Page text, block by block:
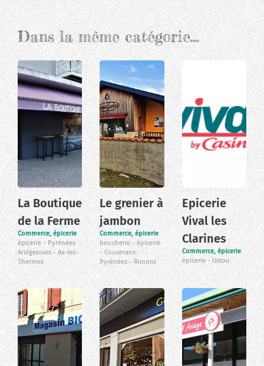
Dans la même catégorie…
La Boutique
de la Ferme
Commerce, épicerie
épicerie
Pyrénées
Ariégeoises
Ax-les-
Thermes
Le grenier à
jambon
Commerce, épicerie
boucherie
épicerie
Couserans-
Pyrénées
Rimont
Epicerie
Vival les
Clarines
Commerce, épicerie
épicerie
Ustou